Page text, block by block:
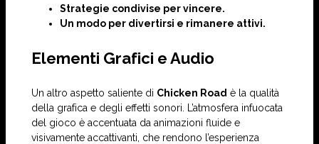
Strategie condivise per vincere.
Un modo per divertirsi e rimanere attivi.
Elementi Grafici e Audio
Un altro aspetto saliente di Chicken Road è la qualità
della grafica e degli effetti sonori. L’atmosfera infuocata
del gioco è accentuata da animazioni fluide e
visivamente accattivanti, che rendono l’esperienza